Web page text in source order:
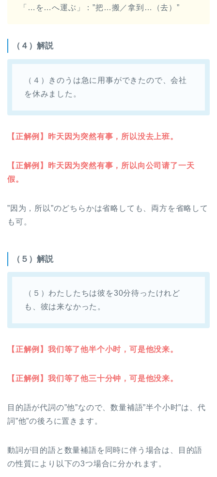
「…を…へ運ぶ」：”把…搬／拿到…（去）”
（４）解説
（４）きのうは急に用事ができたので、会社
を休みました。
【正解例】昨天因为突然有事，所以没去上班。
【正解例】昨天因为突然有事，所以向公司请了一天
假。
”因为，所以”のどちらかは省略しても、両方を省略して
も可。
（５）解説
（５）わたしたちは彼を30分待ったけれど
も、彼は来なかった。
【正解例】我们等了他半个小时，可是他没来。
【正解例】我们等了他三十分钟 ，可是他没来。
目的語が代詞の”他”なので、数量補語”半个小时”は、代
詞”他”の後ろに置きます。
動詞が目的語と数量補語を同時に伴う場合は、目的語
の性質により以下の3つ場合に分かれます。